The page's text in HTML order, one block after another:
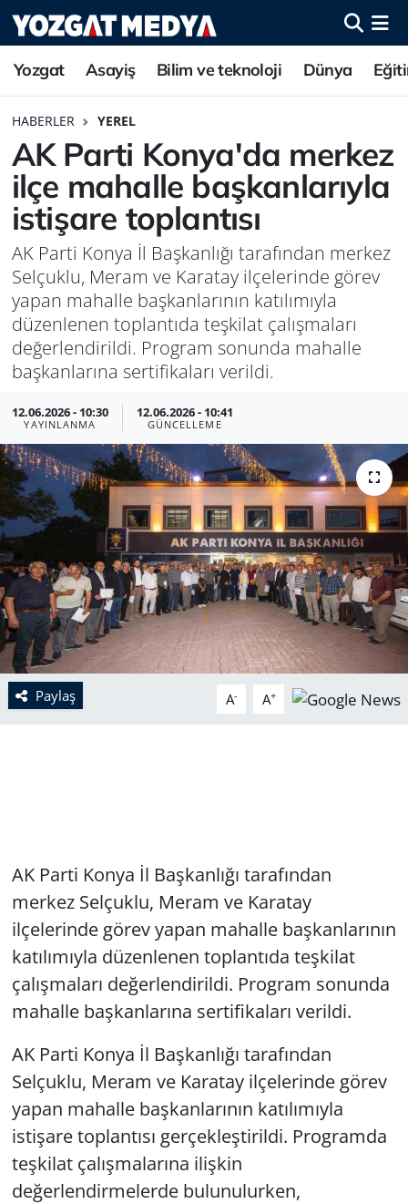
Yozgat Asayiş Bilim ve teknoloji Dünya
HABERLER YEREL
AK Parti Konya'da merkez
ilçe mahalle başkanlarıyla
istişare toplantısı
AK Parti Konya İl Başkanlığı tarafından merkez
Selçuklu, Meram ve Karatay ilçelerinde görev
yapan mahalle başkanlarının katılımıyla
düzenlenen toplantıda teşkilat çalışmaları
değerlendirildi. Program sonunda mahalle
başkanlarına sertifikaları verildi.
12.06.2026 - 10:30
YAYINLANMA
12.06.2026 - 10:41
GÜNCELLEME
Paylaş A- A+
AK Parti Konya İl Başkanlığı tarafından
merkez Selçuklu, Meram ve Karatay
ilçelerinde görev yapan mahalle başkanlarının
katılımıyla düzenlenen toplantıda teşkilat
çalışmaları değerlendirildi. Program sonunda
mahalle başkanlarına sertifikaları verildi.
AK Parti Konya İl Başkanlığı tarafından
Selçuklu, Meram ve Karatay ilçelerinde görev
yapan mahalle başkanlarının katılımıyla
istişare toplantısı gerçekleştirildi. Programda
teşkilat çalışmalarına ilişkin
değerlendirmelerde bulunulurken,